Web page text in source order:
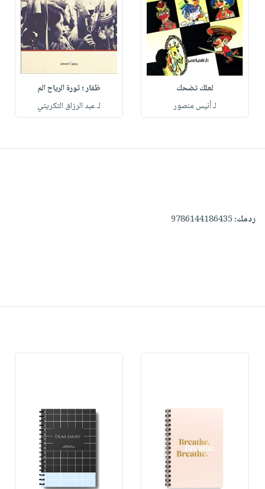
لعلك تضحك
لـ أنيس منصور
ظفار ؛ ثورة الرياح الم
لـ عبد الرزاق التكريتي
ردمك:9786144186435